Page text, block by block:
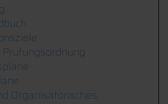
Organisatorisches